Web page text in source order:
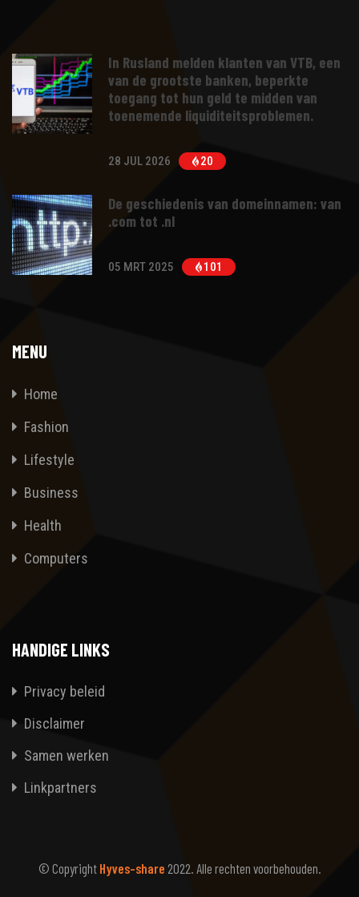
In Rusland melden klanten van VTB, een
van de grootste banken, beperkte
toegang tot hun geld te midden van
toenemende liquiditeitsproblemen.
28 JUL 2026 20
De geschiedenis van domeinnamen: van
.com tot .nl
05 MRT 2025 101
MENU
Home
Fashion
Lifestyle
Business
Health
Computers
HANDIGE LINKS
Privacy beleid
Disclaimer
Samen werken
Linkpartners
© Copyright Hyves-share 2022. Alle rechten voorbehouden.